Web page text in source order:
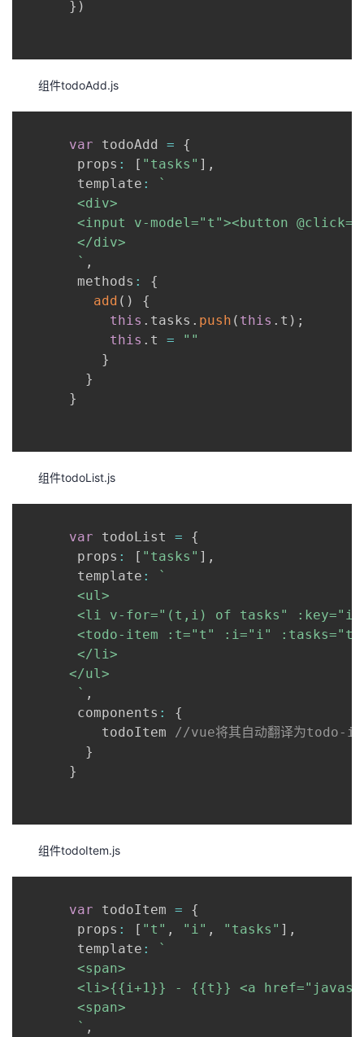
} )
组件todoAdd.js
var todoAdd =
{
       props
: [ "tasks" ] ,
       template
:
`
       <div>
<input v-model="t"><button
       </div>
` ,
       methods
:
{
add ( )
{
this . tasks . push ( this . t ) ;
this . t =
""
}
}
}
组件todoList.js
var todoList =
{
       props
: [ "tasks" ] ,
       template
:
`
       <ul>
<li v-for="(t,i) of tasks"
<todo-item :t="t" :i="i"
       </li>
      </ul>
` ,
       components
:
{
          todoItem
//vue将其自动翻译为todo-
}
}
组件todoItem.js
var todoItem =
{
       props
: [ "t" , "i" , "tasks" ] ,
       template
:
`
       <span>
<li>{{i+1}} - {{t}} <a
       <span>
` ,